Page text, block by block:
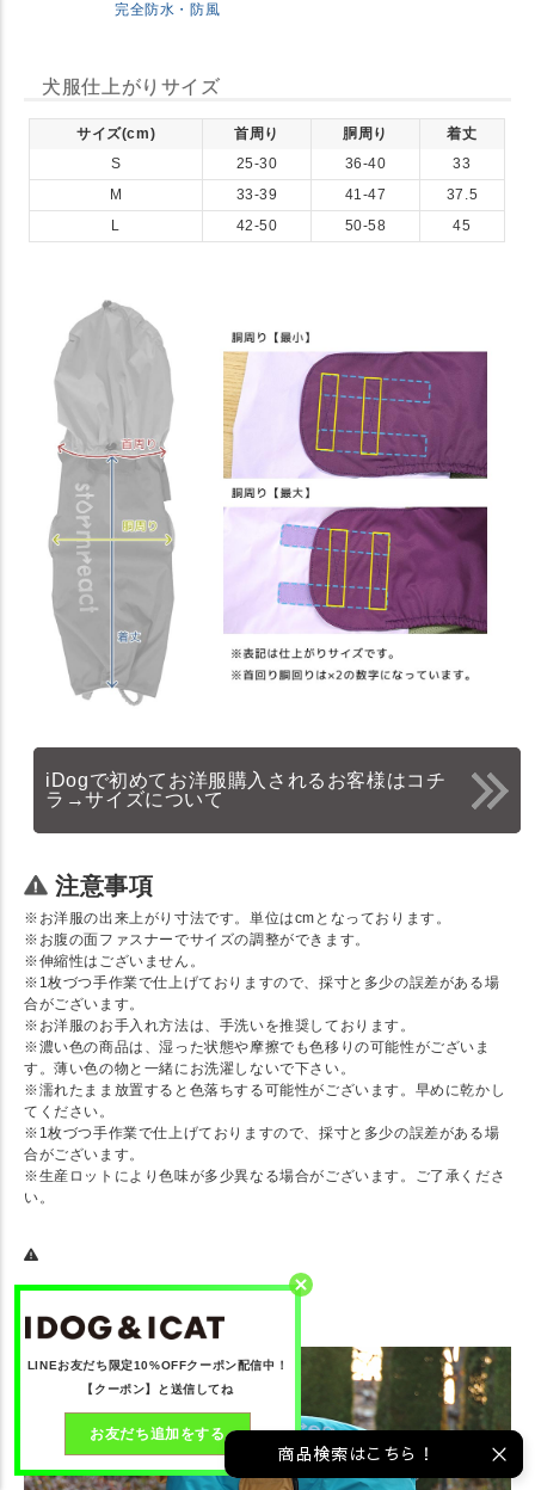
完全防水・防風
犬服仕上がりサイズ
サイズ(cm) 首周り 胴周り
着丈
S
25-30 36-40
33
M
33-39 41-47
37.5
L
42-50 50-58 45
iDogで初めてお洋服購入されるお客様はコチ
ラ→サイズについて
注意事項
※お洋服の出来上がり寸法です。単位はcmとなっております。
※お腹の面ファスナーでサイズの調整ができます。
※伸縮性はございません。
※1枚づつ手作業で仕上げておりますので、採寸と多少の誤差がある場
合がございます。
※お洋服のお手入れ方法は、手洗いを推奨しております。
※濃い色の商品は、湿った状態や摩擦でも色移りの可能性がございま
す。薄い色の物と一緒にお洗濯しないで下さい。
※濡れたまま放置すると色落ちする可能性がございます。早めに乾かし
てください。
※1枚づつ手作業で仕上げておりますので、採寸と多少の誤差がある場
合がございます。
※生産ロットにより色味が多少異なる場合がございます。ご了承くださ
い。
LINEお友だち限定10%OFFクーポン配信中！
【クーポン】と送信してね
お友だち追加をする
商品検索はこちら！